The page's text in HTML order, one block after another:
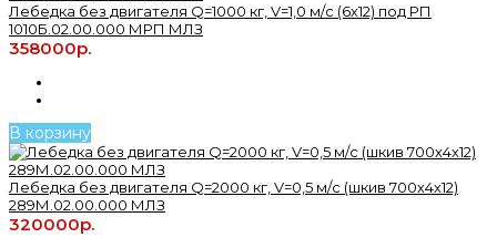
Лебедка без двигателя Q=1000 кг, V=1,0 м/с (6х12) под РП
1010Б.02.00.000 МРП МЛЗ
358000р.
В корзину
Лебедка без двигателя Q=2000 кг, V=0,5 м/с (шкив 700х4х12)
289М.02.00.000 МЛЗ
320000р.